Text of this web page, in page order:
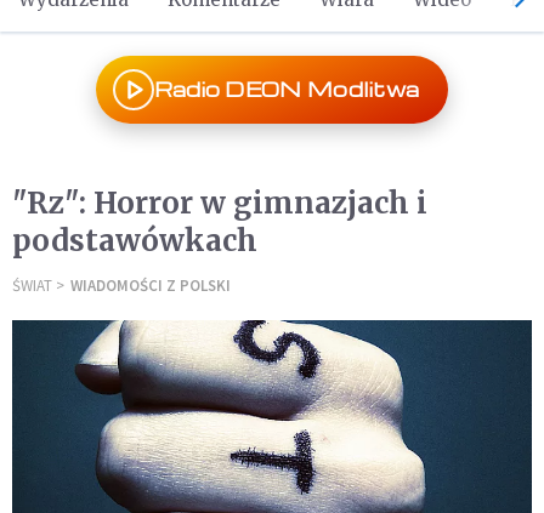
Radio DEON Modlitwa
"Rz": Horror w gimnazjach i
podstawówkach
ŚWIAT WIADOMOŚCI Z POLSKI